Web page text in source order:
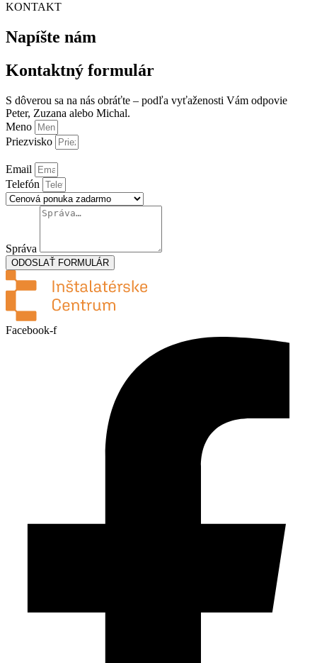
KONTAKT
Napíšte nám
Kontaktný formulár
S dôverou sa na nás obráťte – podľa vyťaženosti Vám odpovie
Peter, Zuzana alebo Michal.
Meno
Priezvisko
Email
Telefón
Správa
ODOSLAŤ FORMULÁR
Facebook-f